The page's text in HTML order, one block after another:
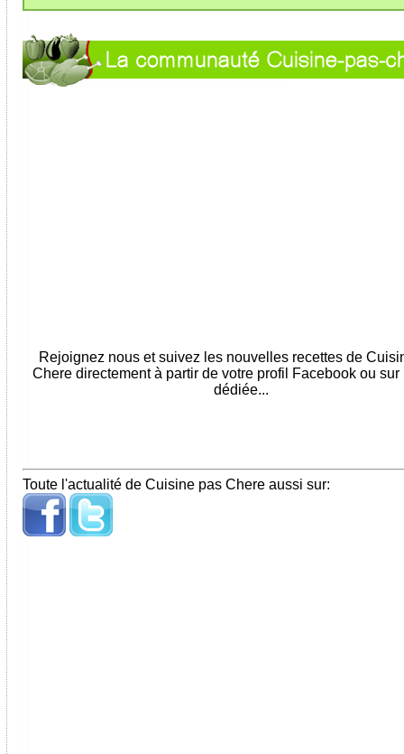
Rejoignez nous et suivez les nouvelles recettes de
Chere directement à partir de votre profil Facebook ou sur
dédiée...
Toute l'actualité de Cuisine pas Chere aussi sur: